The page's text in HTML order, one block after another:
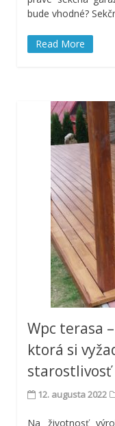
bude vhodné?
Read More
Wpc terasa
ktorá si
starostlivosť
12. augusta 2022
Na životnosť